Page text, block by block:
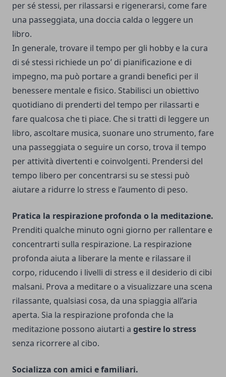
per sé stessi, per rilassarsi e rigenerarsi, come fare
una passeggiata, una doccia calda o leggere un
libro.
In generale, trovare il tempo per gli hobby e la cura
di sé stessi richiede un po’ di pianificazione e di
impegno, ma può portare a grandi benefici per il
benessere mentale e fisico. Stabilisci un obiettivo
quotidiano di prenderti del tempo per rilassarti e
fare qualcosa che ti piace. Che si tratti di leggere un
libro, ascoltare musica, suonare uno strumento, fare
una passeggiata o seguire un corso, trova il tempo
per attività divertenti e coinvolgenti. Prendersi del
tempo libero per concentrarsi su se stessi può
aiutare a ridurre lo stress e l’aumento di peso.
Pratica la respirazione profonda o la meditazione.
Prenditi qualche minuto ogni giorno per rallentare e
concentrarti sulla respirazione. La respirazione
profonda aiuta a liberare la mente e rilassare il
corpo, riducendo i livelli di stress e il desiderio di cibi
malsani. Prova a meditare o a visualizzare una scena
rilassante, qualsiasi cosa, da una spiaggia all’aria
aperta. Sia la respirazione profonda che la
meditazione possono aiutarti a gestire lo stress
senza ricorrere al cibo.
Socializza con amici e familiari.